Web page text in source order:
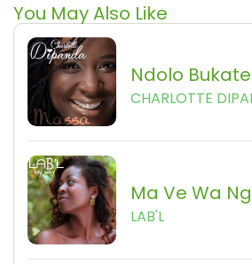
You May Also Like
Ndolo Bukate
CHARLOTTE
Ma Ve Wa
LAB'L